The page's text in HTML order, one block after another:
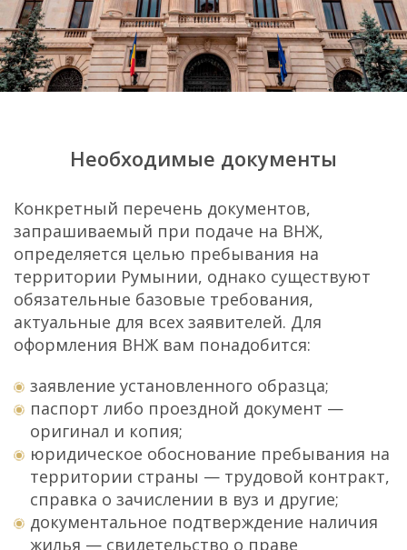
Необходимые документы
Конкретный перечень документов,
запрашиваемый при подаче на ВНЖ,
определяется целью пребывания на
территории Румынии, однако существуют
обязательные базовые требования,
актуальные для всех заявителей. Для
оформления ВНЖ вам понадобится:
заявление установленного образца;
паспорт либо проездной документ —
оригинал и копия;
юридическое обоснование пребывания на
территории страны — трудовой контракт,
справка о зачислении в вуз и другие;
документальное подтверждение наличия
жилья — свидетельство о праве